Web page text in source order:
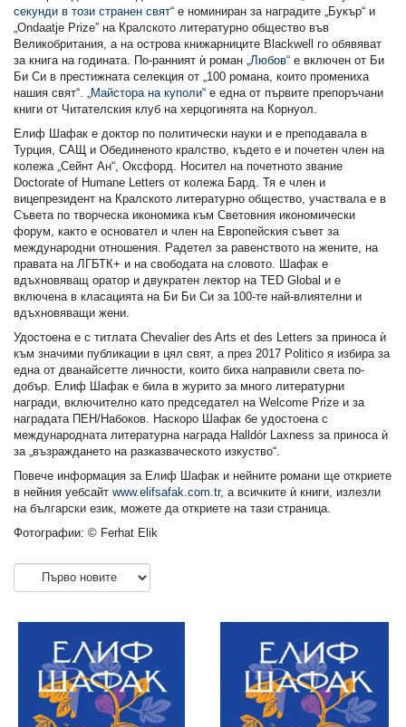
секунди в този странен свят“ е номиниран за наградите „Букър“ и
„Ondaatje Prize” на Кралското литературно общество във
Великобритания, а на острова книжарниците Blackwell го обявяват
за книга на годината. По-ранният ѝ роман „Любов“ е включен от Би
Би Си в престижната селекция от „100 романа, които промениха
нашия свят“.
„Майстора на куполи“ е една от първите препоръчани
книги от Читателския клуб на херцогинята на Корнуол.
Елиф Шафак е доктор по политически науки и е преподавала в
Турция, САЩ и Обединеното кралство, където е и почетен член на
колежа „Сейнт Ан“, Оксфорд. Носител на почетното звание
Doctorate of Humane Letters от колежа Бард. Тя е член и
вицепрезидент на Кралското литературно общество, участвала е в
Съвета по творческа икономика към Световния икономически
форум, както е основател и член на Европейския съвет за
международни отношения. Радетел за равенството на жените, на
правата на ЛГБТК+ и на свободата на словото. Шафак е
вдъхновяващ оратор и двукратен лектор на ТED Global и е
включена в класацията на Би Би Си за 100-те най-влиятелни и
вдъхновяващи жени.
Удостоена е с титлата Chevalier des Arts et des Letters за приноса ѝ
към значими публикации в цял свят, а през 2017 Politico я избира за
една от дванайсетте личности, които биха направили света по-
добър. Елиф Шафак е била в журито за много литературни
награди, включително като председател на Welcome Prize и за
наградата ПЕН/Набоков. Наскоро Шафак бе удостоена с
международната литературна награда Halldór Laxness за приноса ѝ
за „възраждането на разказваческото изкуство“.
Повече информация за Елиф Шафак и нейните романи ще откриете
в нейния уебсайт www.elifsafak.com.tr, а всичките ѝ книги, излезли
на български език, можете да откриете на тази страница.
Фотографии: © Ferhat Elik